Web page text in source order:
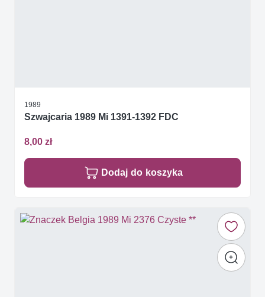
1989
Szwajcaria 1989 Mi 1391-1392 FDC
8,00 zł
Dodaj do koszyka